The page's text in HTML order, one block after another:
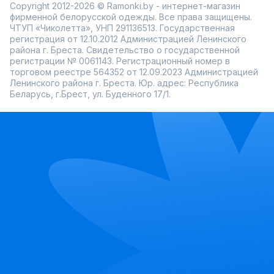
Copyright 2012-2026 © Ramonki.by - интернет-магазин
фирменной белорусской одежды. Все права защищены.
ЧТУП «Чиколетта», УНП 291136513. Государственная
регистрация от 12.10.2012 Администрацией Ленинского
района г. Бреста. Свидетельство о государственной
регистрации № 0061143. Регистрационный номер в
торговом реестре 564352 от 12.09.2023 Администрацией
Ленинского района г. Бреста. Юр. адрес: Республика
Беларусь, г.Брест, ул. Буденного 17/1.